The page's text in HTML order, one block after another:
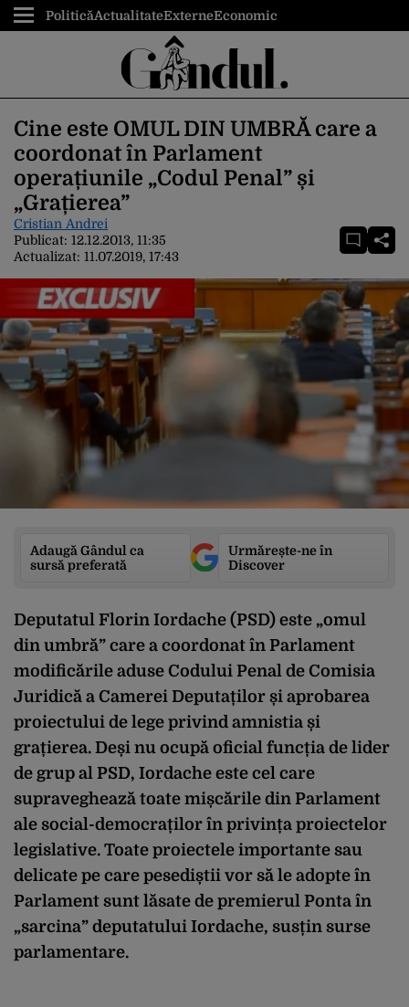
PoliticăActualitateExterneEconomic
Cine este OMUL DIN UMBRĂ care a
coordonat în Parlament
operațiunile „Codul Penal” și
„Grațierea”
Cristian Andrei
Publicat: 12.12.2013, 11:35
Actualizat: 11.07.2019, 17:43
Adaugă Gândul ca
sursă preferată
Urmărește-ne în
Discover
Deputatul Florin Iordache (PSD) este „omul
din umbră” care a coordonat în Parlament
modificările aduse Codului Penal de Comisia
Juridică a Camerei Deputaților și aprobarea
proiectului de lege privind amnistia și
grațierea. Deși nu ocupă oficial funcția de lider
de grup al PSD, Iordache este cel care
supraveghează toate mișcările din Parlament
ale social-democraților în privința proiectelor
legislative. Toate proiectele importante sau
delicate pe care pesediștii vor să le adopte în
Parlament sunt lăsate de premierul Ponta în
„sarcina” deputatului Iordache, susțin surse
parlamentare.